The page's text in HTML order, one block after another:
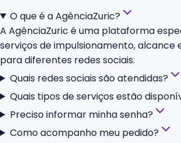
O que é a AgênciaZuric?
A AgênciaZuric é uma plataforma
serviços de impulsionamento, alcance
para diferentes redes sociais.
Quais redes sociais são atendidas?
Quais tipos de serviços estão
Preciso informar minha senha?
Como acompanho meu pedido?